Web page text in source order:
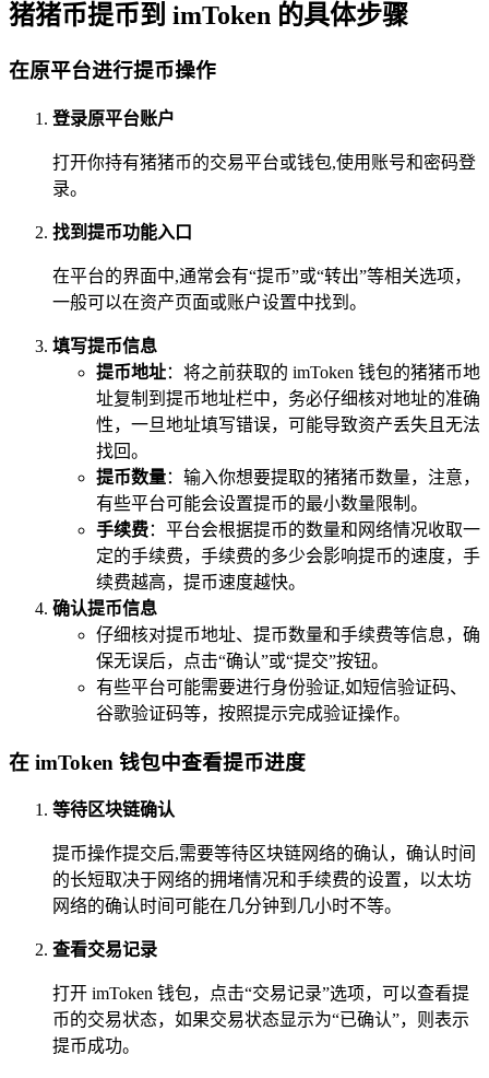
猪猪币提币到 imToken 的具体步骤
在原平台进行提币操作
登录原平台账户
打开你持有猪猪币的交易平台或钱包,使用账号和密码登
录。
找到提币功能入口
在平台的界面中,通常会有“提币”或“转出”等相关选项，
一般可以在资产页面或账户设置中找到。
填写提币信息
提币地址：将之前获取的 imToken 钱包的猪猪币地
址复制到提币地址栏中，务必仔细核对地址的准确
性，一旦地址填写错误，可能导致资产丢失且无法
找回。
提币数量：输入你想要提取的猪猪币数量，注意，
有些平台可能会设置提币的最小数量限制。
手续费：平台会根据提币的数量和网络情况收取一
定的手续费，手续费的多少会影响提币的速度，手
续费越高，提币速度越快。
确认提币信息
仔细核对提币地址、提币数量和手续费等信息，确
保无误后，点击“确认”或“提交”按钮。
有些平台可能需要进行身份验证,如短信验证码、
谷歌验证码等，按照提示完成验证操作。
在 imToken 钱包中查看提币进度
等待区块链确认
提币操作提交后,需要等待区块链网络的确认，确认时间
的长短取决于网络的拥堵情况和手续费的设置，以太坊
网络的确认时间可能在几分钟到几小时不等。
查看交易记录
打开 imToken 钱包，点击“交易记录”选项，可以查看提
币的交易状态，如果交易状态显示为“已确认”，则表示
提币成功。